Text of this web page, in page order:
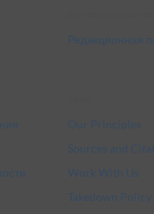
Редакционная
Our Principles
Sources and
Work With Us
Takedown Policy